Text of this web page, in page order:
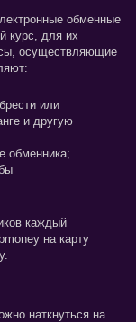
обменные
курс, для их
осуществляющие
или
и другую
обменника;
каждый
на карту
наткнуться на